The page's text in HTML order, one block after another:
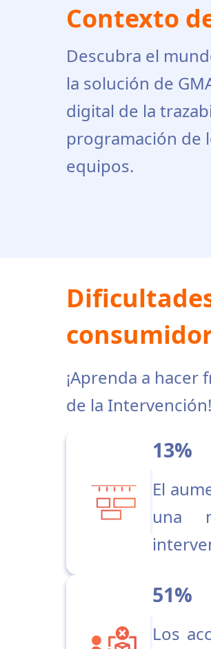
Contexto
Descubra el
la solución de
digital de la
programación de
equipos.
¡Aprenda a
de la Intervención!
13%
El
una
51%
Los